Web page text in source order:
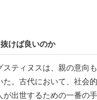
けば良いのか
スティヌスは、親の意向
た。古代において、社会
が出世するための一番の